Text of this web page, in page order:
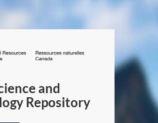
/
Canada
and
Repository